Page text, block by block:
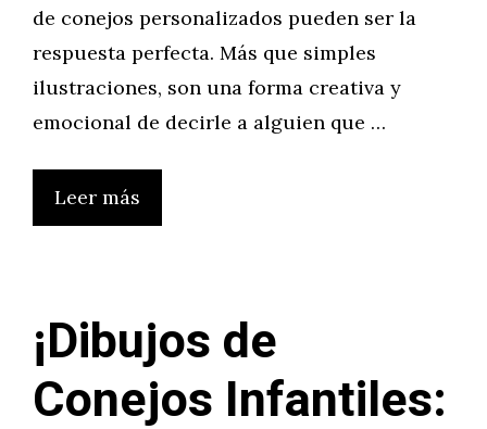
de conejos personalizados pueden ser la
respuesta perfecta. Más que simples
ilustraciones, son una forma creativa y
emocional de decirle a alguien que …
Leer más
¡Dibujos de
Conejos Infantiles: